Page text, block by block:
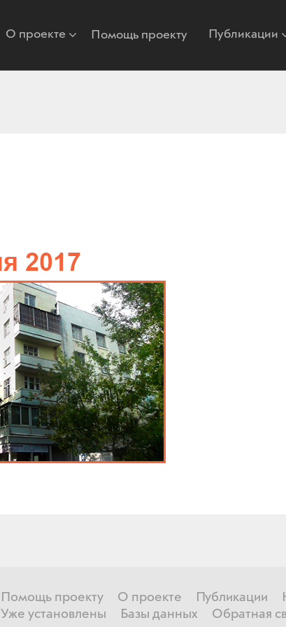
О проекте Помощь проекту Публикации
Помощь проекту О проекте Публикации
Уже установлены
Базы данных Обратная